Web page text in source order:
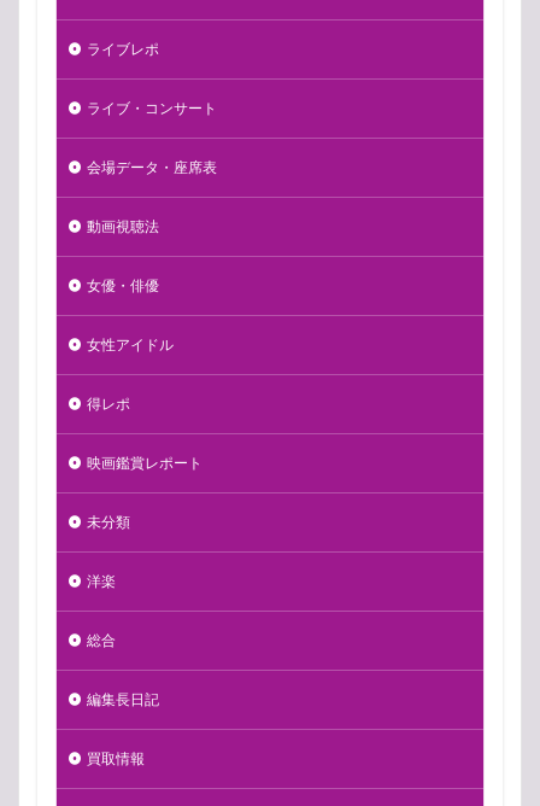
ライブレポ
ライブ・コンサート
会場データ・座席表
動画視聴法
女優・俳優
女性アイドル
得レポ
映画鑑賞レポート
未分類
洋楽
総合
編集長日記
買取情報